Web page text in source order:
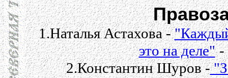
1.Наталья Астахова -
это на деле" -
2.Константин Шуров -